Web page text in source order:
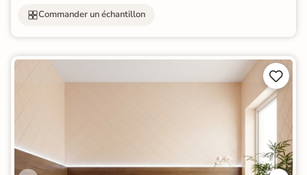
Commander un échantillon

